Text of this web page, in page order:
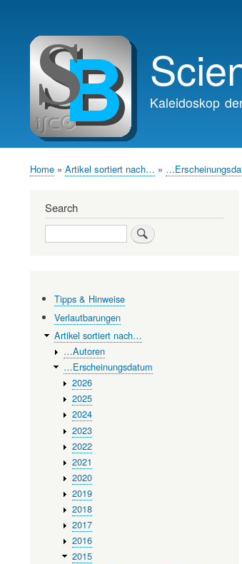
navigation
Kaleidoskop
Home Artikel sortiert nach…
Search
Search
Tipps & Hinweise
Verlautbarungen
Artikel sortiert nach…
…Autoren
…Erscheinungsdatum
2026
2025
2024
2023
2022
2021
2020
2019
2018
2017
2016
2015